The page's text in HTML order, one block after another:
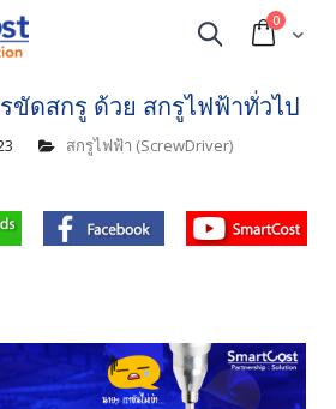
Cart
0items
Search
ขัดสกรู ด้วย สกรูไฟฟ้าทั่วไป
สกรูไฟฟ้า (ScrewDriver)